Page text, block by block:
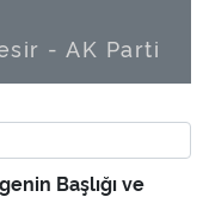
- AK Parti
Başlığı ve